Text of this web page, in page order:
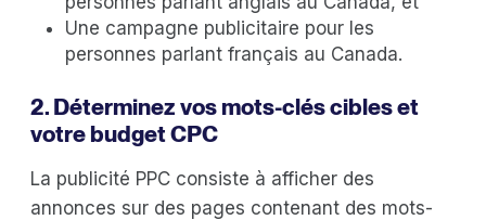
Une campagne publicitaire pour les
personnes parlant français au Canada.
2. Déterminez vos mots-clés cibles et
votre budget CPC
La publicité PPC consiste à afficher des
annonces sur des pages contenant des mots-